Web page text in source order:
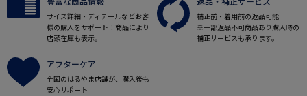
サイズ詳細・ディテールなどお客
様の購入をサポート！商品により
店頭在庫も表示。
補正前・着用前の返品可能
※一部返品不可商品あり購入時の
補正サービスも承ります。
アフターケア
全国のはるやま店舗が、購入後も
安心サポート